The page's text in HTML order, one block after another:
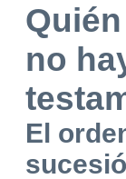
no
El